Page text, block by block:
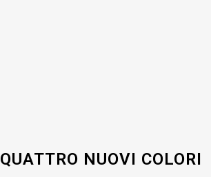
QUATTRO NUOVI COLORI